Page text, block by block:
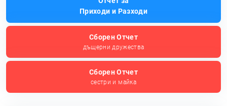
Приходи и Разходи
Сборен Отчет
дъщерни дружества
Сборен Отчет
сестри и майка